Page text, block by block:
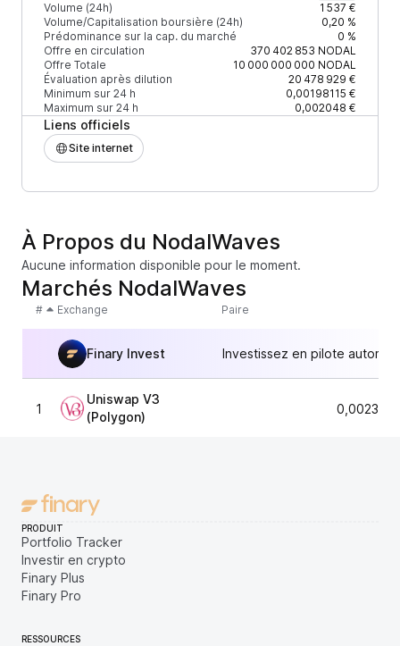
Volume (24h)
1 537 €
Volume/Capitalisation boursière (24h)
0,20 %
Prédominance sur la cap. du marché
0 %
Offre en circulation
370 402 853 NODAL
Offre Totale
10 000 000 000 NODAL
Évaluation après dilution
20 478 929 €
Minimum sur 24 h
0,00198115 €
Maximum sur 24 h
0,002048 €
Liens officiels
Site internet
À Propos du NodalWaves
Aucune information disponible pour le moment.
Marchés NodalWaves
# Exchange Paire
Finary Invest Investissez en pilote
1
Uniswap V3
(Polygon)
PRODUIT
Portfolio Tracker
Investir en crypto
Finary Plus
Finary Pro
RESSOURCES